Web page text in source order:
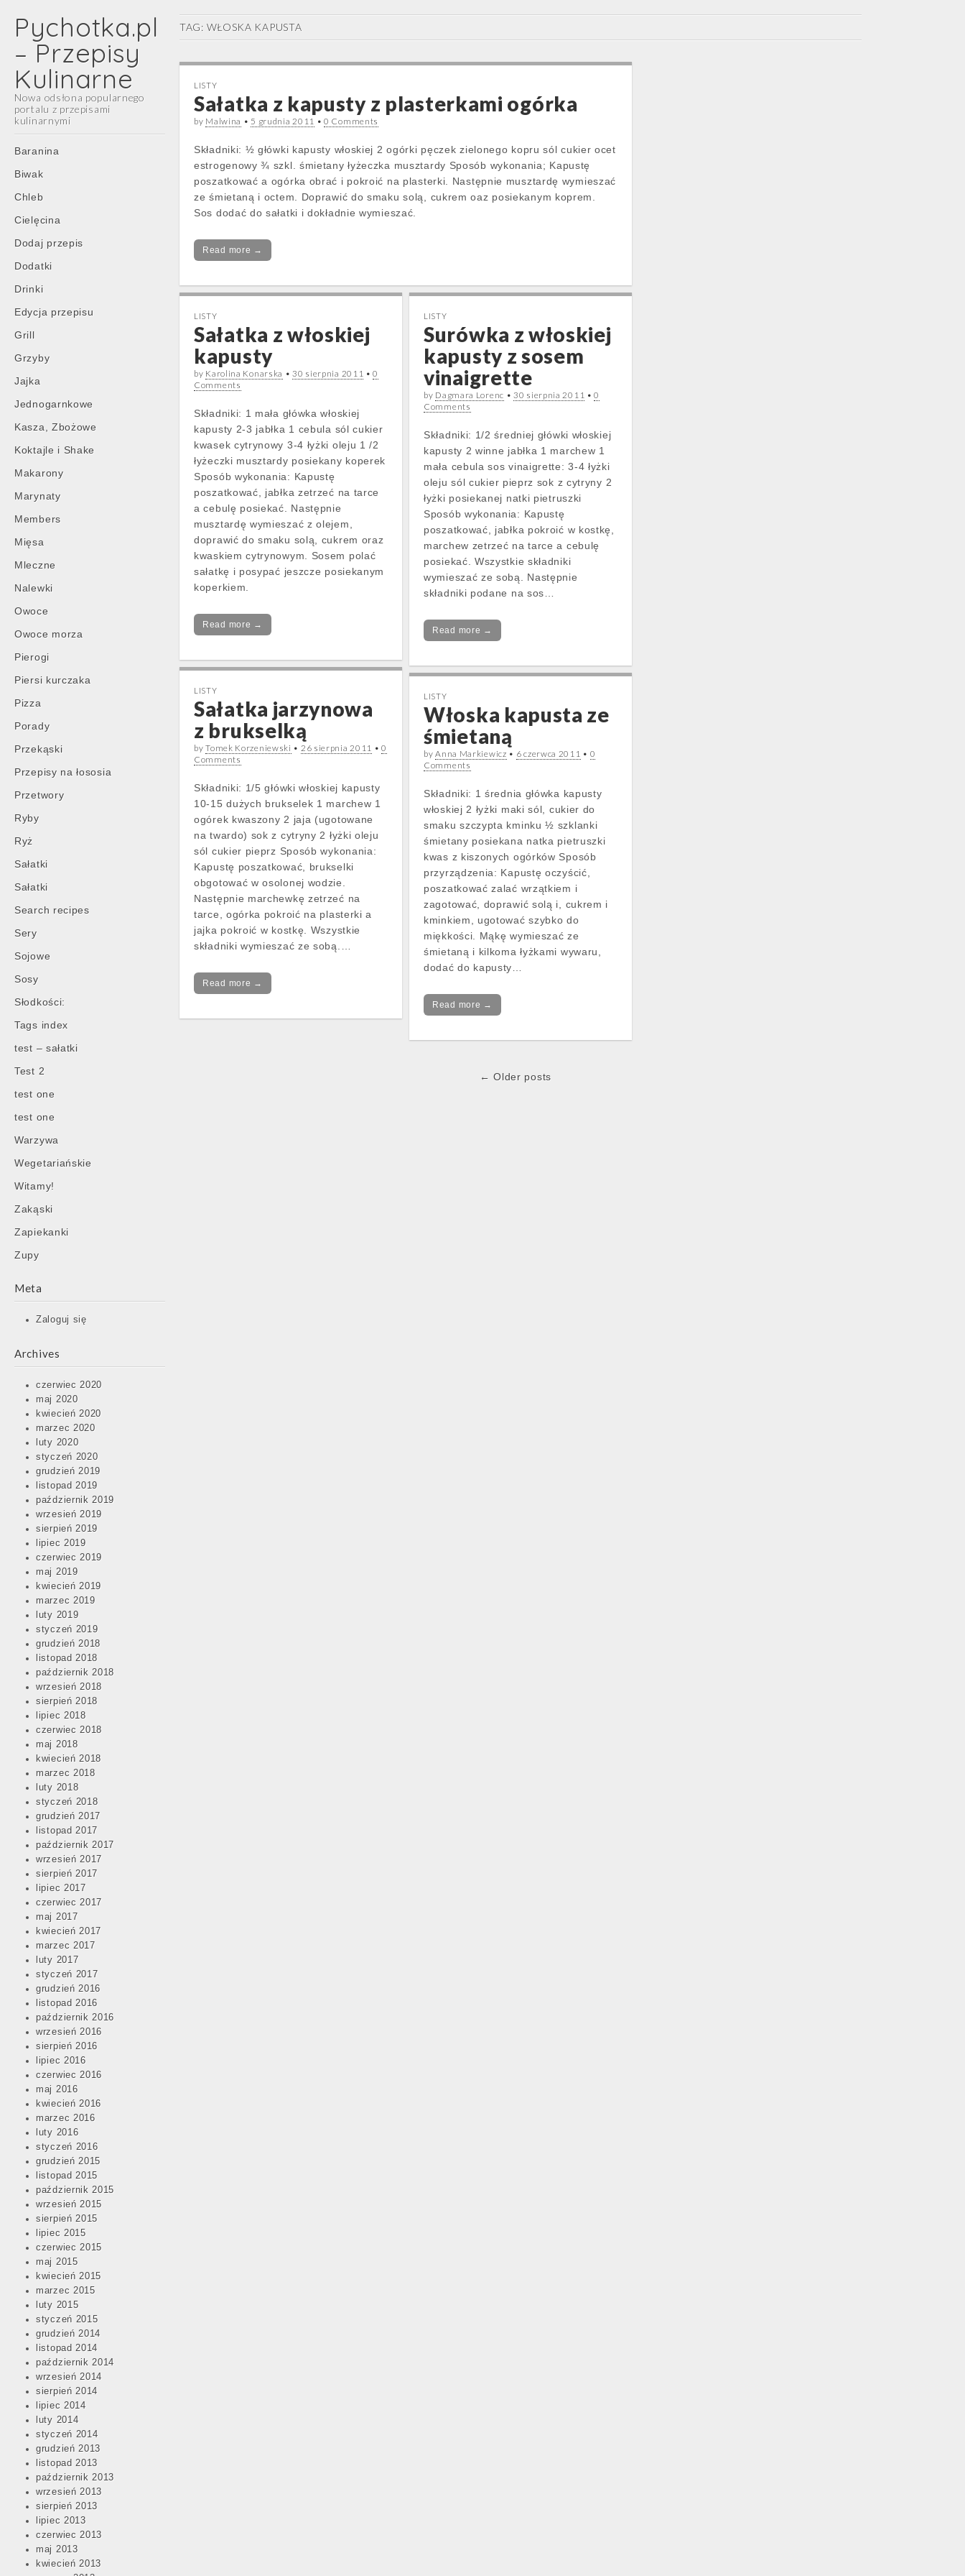
Pychotka.pl
– Przepisy
Kulinarne
Nowa odsłona popularnego
portalu z przepisami
kulinarnymi
Main
menu
Skip
content
Baranina
Biwak
Chleb
Cielęcina
Dodaj przepis
Dodatki
Drinki
Edycja przepisu
Grill
Grzyby
Jajka
Jednogarnkowe
Kasza, Zbożowe
Koktajle i Shake
Makarony
Marynaty
Members
Mięsa
Mleczne
Nalewki
Owoce
Owoce morza
Pierogi
Piersi kurczaka
Pizza
Porady
Przekąski
Przepisy na łososia
Przetwory
Ryby
Ryż
Sałatki
Sałatki
Search recipes
Sery
Sojowe
Sosy
Słodkości:
Tags index
test – sałatki
Test 2
test one
test one
Warzywa
Wegetariańskie
Witamy!
Zakąski
Zapiekanki
Zupy
Meta
Zaloguj się
Archives
czerwiec 2020
maj 2020
kwiecień 2020
marzec 2020
luty 2020
styczeń 2020
grudzień 2019
listopad 2019
październik 2019
wrzesień 2019
sierpień 2019
lipiec 2019
czerwiec 2019
maj 2019
kwiecień 2019
marzec 2019
luty 2019
styczeń 2019
grudzień 2018
listopad 2018
październik 2018
wrzesień 2018
sierpień 2018
lipiec 2018
czerwiec 2018
maj 2018
kwiecień 2018
marzec 2018
luty 2018
styczeń 2018
grudzień 2017
listopad 2017
październik 2017
wrzesień 2017
sierpień 2017
lipiec 2017
czerwiec 2017
maj 2017
kwiecień 2017
marzec 2017
luty 2017
styczeń 2017
grudzień 2016
listopad 2016
październik 2016
wrzesień 2016
sierpień 2016
lipiec 2016
czerwiec 2016
maj 2016
kwiecień 2016
marzec 2016
luty 2016
styczeń 2016
grudzień 2015
listopad 2015
październik 2015
wrzesień 2015
sierpień 2015
lipiec 2015
czerwiec 2015
maj 2015
kwiecień 2015
marzec 2015
luty 2015
styczeń 2015
grudzień 2014
listopad 2014
październik 2014
wrzesień 2014
sierpień 2014
lipiec 2014
luty 2014
styczeń 2014
grudzień 2013
listopad 2013
październik 2013
wrzesień 2013
sierpień 2013
lipiec 2013
czerwiec 2013
maj 2013
kwiecień 2013
TAG: WŁOSKA KAPUSTA
LISTY
Sałatka z kapusty z plasterkami ogórka
by Malwina • 5 grudnia 2011 •0 Comments
Składniki: ½ główki kapusty włoskiej 2 ogórki pęczek zielonego kopru sól cukier ocet
estrogenowy ¾ szkl. śmietany łyżeczka musztardy Sposób wykonania; Kapustę
poszatkować a ogórka obrać i pokroić na plasterki. Następnie musztardę wymieszać
ze śmietaną i octem. Doprawić do smaku solą, cukrem oaz posiekanym koprem.
Sos dodać do sałatki i dokładnie wymieszać.
Read more →
LISTY
Sałatka z włoskiej
kapusty
by Karolina Konarska •30 sierpnia 2011 •0
Comments
Składniki: 1 mała główka włoskiej
kapusty 2-3 jabłka 1 cebula sól cukier
kwasek cytrynowy 3-4 łyżki oleju 1 /2
łyżeczki musztardy posiekany koperek
Sposób wykonania: Kapustę
poszatkować, jabłka zetrzeć na tarce
a cebulę posiekać. Następnie
musztardę wymieszać z olejem,
doprawić do smaku solą, cukrem oraz
kwaskiem cytrynowym. Sosem polać
sałatkę i posypać jeszcze posiekanym
koperkiem.
Read more →
LISTY
Surówka z włoskiej
kapusty z sosem
vinaigrette
by Dagmara Lorenc •30 sierpnia 2011 •0
Comments
Składniki: 1/2 średniej główki włoskiej
kapusty 2 winne jabłka 1 marchew 1
mała cebula sos vinaigrette: 3-4 łyżki
oleju sól cukier pieprz sok z cytryny 2
łyżki posiekanej natki pietruszki
Sposób wykonania: Kapustę
poszatkować, jabłka pokroić w kostkę,
marchew zetrzeć na tarce a cebulę
posiekać. Wszystkie składniki
wymieszać ze sobą. Następnie
składniki podane na sos…
Read more →
LISTY
Sałatka jarzynowa
z brukselką
byTomek Korzeniewski • 26 sierpnia 2011 •0
Comments
Składniki: 1/5 główki włoskiej kapusty
10-15 dużych brukselek 1 marchew 1
ogórek kwaszony 2 jaja (ugotowane
na twardo) sok z cytryny 2 łyżki oleju
sól cukier pieprz Sposób wykonania:
Kapustę poszatkować, brukselki
obgotować w osolonej wodzie.
Następnie marchewkę zetrzeć na
tarce, ogórka pokroić na plasterki a
jajka pokroić w kostkę. Wszystkie
składniki wymieszać ze sobą.…
Read more →
LISTY
Włoska kapusta ze
śmietaną
byAnna Markiewicz • 6 czerwca 2011 • 0
Comments
Składniki: 1 średnia główka kapusty
włoskiej 2 łyżki maki sól, cukier do
smaku szczypta kminku ½ szklanki
śmietany posiekana natka pietruszki
kwas z kiszonych ogórków Sposób
przyrządzenia: Kapustę oczyścić,
poszatkować zalać wrzątkiem i
zagotować, doprawić solą i, cukrem i
kminkiem, ugotować szybko do
miękkości. Mąkę wymieszać ze
śmietaną i kilkoma łyżkami wywaru,
dodać do kapusty…
Read more →
← Older posts